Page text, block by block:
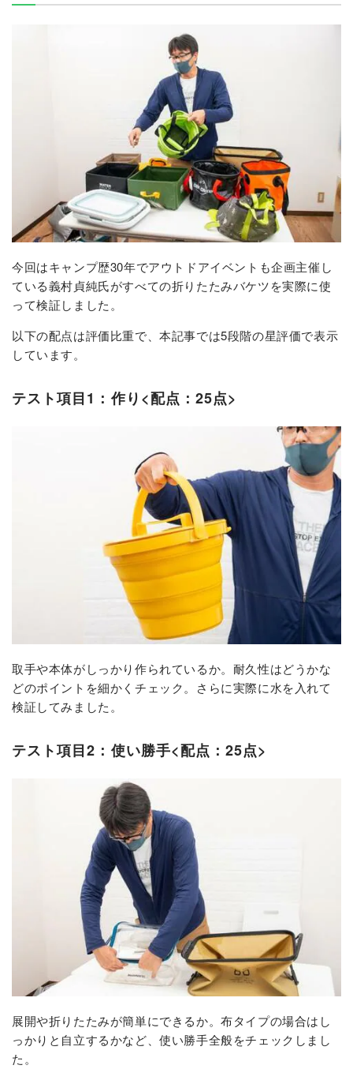
今回はキャンプ歴30年でアウトドアイベントも企画主催し
ている義村貞純氏がすべての折りたたみバケツを実際に使
って検証しました。
以下の配点は評価比重で、本記事では5段階の星評価で表示
しています。
テスト項目1：作り<配点：25点>
取手や本体がしっかり作られているか。耐久性はどうかな
どのポイントを細かくチェック。さらに実際に水を入れて
検証してみました。
テスト項目2：使い勝手<配点：25点>
展開や折りたたみが簡単にできるか。布タイプの場合はし
っかりと自立するかなど、使い勝手全般をチェックしまし
た。